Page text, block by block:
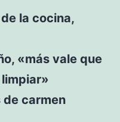
la cocina,
«más vale que
de carmen